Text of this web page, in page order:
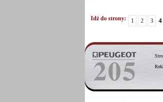
Idź do strony: 1 2 3 4